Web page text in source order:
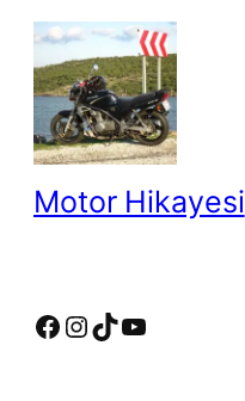
İçeriğe
Motor Hikayesi
Facebook InstagramTikTok YouTube